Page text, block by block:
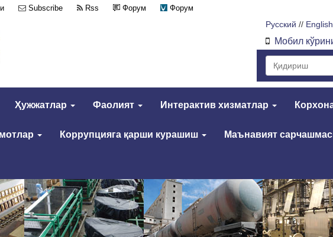
Subscribe Rss Форум
Форум
Русский // English
Мобил
Ҳужжатлар Фаолият Интерактив хизматлар
Коррупцияга қарши курашиш Маънавият